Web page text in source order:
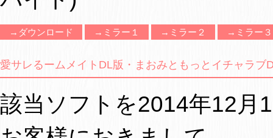
→ダウンロード →ミラー１ →ミラー２ →ミラー３
愛サレるームメイトDL版・まおみともっとイチャラブ
該当ソフトを2014年12月